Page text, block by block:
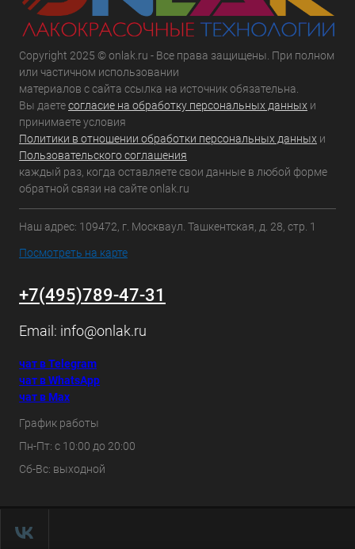
Copyright 2025 © onlak.ru - Все права защищены. При полном
или частичном использовании
материалов с сайта ссылка на источник обязательна.
Вы даетесогласие на обработку персональных данных и
принимаете условия
Политики в отношении обработки персональных данных и
Пользовательского соглашения
каждый раз, когда оставляете свои данные в любой форме
обратной связи на сайте onlak.ru
Наш адрес: 109472, г. Москваул. Ташкентская, д. 28, стр. 1
Посмотреть на карте
+7(495)789-47-31
Email: info@onlak.ru
чат в Telegram
чат в WhatsApp
чат в Max
График работы
Пн-Пт: с 10:00 до 20:00
Сб-Вс: выходной